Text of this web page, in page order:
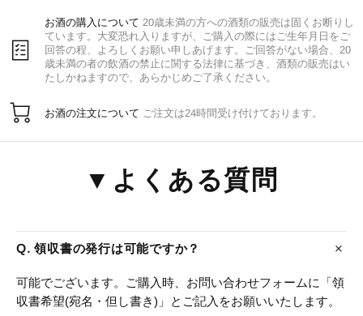
お酒の購入について 20歳未満の方への酒類の販売は固くお断りし
ています。大変恐れ入りますが、ご購入の際にはご生年月日をご
回答の程、よろしくお願い申しあげます。ご回答がない場合、20
歳未満の者の飲酒の禁止に関する法律に基づき、酒類の販売はい
たしかねますので、あらかじめご了承ください。
お酒の注文について ご注文は24時間受け付けております。
▼よくある質問
Q. 領収書の発行は可能ですか？
可能でございます。ご購入時、お問い合わせフォームに「領
収書希望(宛名・但し書き)」とご記入をお願いいたします。